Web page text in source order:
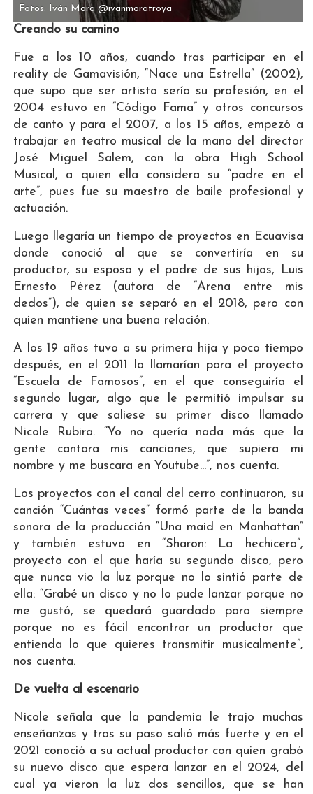
Fotos: Iván Mora @ivanmoratroya
Creando su camino
Fue a los 10 años, cuando tras participar en el
reality de Gamavisión, “Nace una Estrella” (2002),
que supo que ser artista sería su profesión, en el
2004 estuvo en “Código Fama” y otros concursos
de canto y para el 2007, a los 15 años, empezó a
trabajar en teatro musical de la mano del director
José Miguel Salem, con la obra High School
Musical, a quien ella considera su “padre en el
arte”, pues fue su maestro de baile profesional y
actuación.
Luego llegaría un tiempo de proyectos en Ecuavisa
donde conoció al que se convertiría en su
productor, su esposo y el padre de sus hijas, Luis
Ernesto Pérez (autora de “Arena entre mis
dedos”), de quien se separó en el 2018, pero con
quien mantiene una buena relación.
A los 19 años tuvo a su primera hija y poco tiempo
después, en el 2011 la llamarían para el proyecto
“Escuela de Famosos”, en el que conseguiría el
segundo lugar, algo que le permitió impulsar su
carrera y que saliese su primer disco llamado
Nicole Rubira. “Yo no quería nada más que la
gente cantara mis canciones, que supiera mi
nombre y me buscara en Youtube...”, nos cuenta.
Los proyectos con el canal del cerro continuaron, su
canción “Cuántas veces” formó parte de la banda
sonora de la producción “Una maid en Manhattan”
y también estuvo en “Sharon: La hechicera”,
proyecto con el que haría su segundo disco, pero
que nunca vio la luz porque no lo sintió parte de
ella: “Grabé un disco y no lo pude lanzar porque no
me gustó, se quedará guardado para siempre
porque no es fácil encontrar un productor que
entienda lo que quieres transmitir musicalmente”,
nos cuenta.
De vuelta al escenario
Nicole señala que la pandemia le trajo muchas
enseñanzas y tras su paso salió más fuerte y en el
2021 conoció a su actual productor con quien grabó
su nuevo disco que espera lanzar en el 2024, del
cual ya vieron la luz dos sencillos, que se han